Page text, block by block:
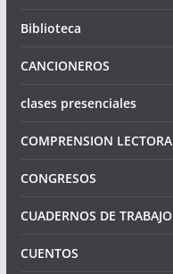
Biblioteca
CANCIONEROS
clases presenciales
COMPRENSION LECTORA
CONGRESOS
CUADERNOS DE TRABAJO
CUENTOS